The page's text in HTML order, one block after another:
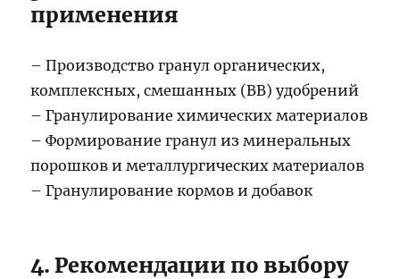
применения
– Производство гранул органических,
комплексных, смешанных (BB) удобрений
– Гранулирование химических материалов
– Формирование гранул из минеральных
порошков и металлургических материалов
– Гранулирование кормов и добавок
4. Рекомендации по выбору